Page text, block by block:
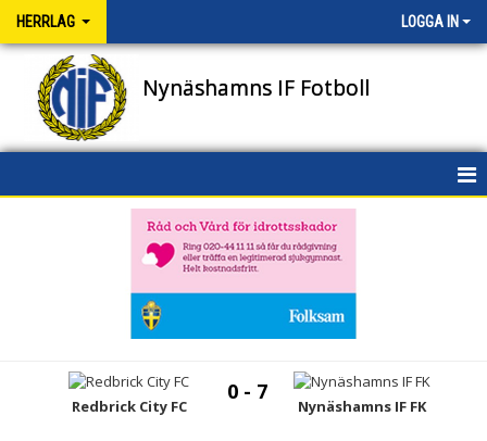
HERRLAG LOGGA IN
Nynäshamns IF Fotboll
KONTAKTRedbrick City FC
0 - 7
Nynäshamns IF FK